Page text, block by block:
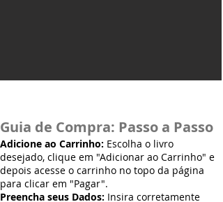
Guia de Compra: Passo a Passo
Adicione ao Carrinho: Escolha o livro
desejado, clique em "Adicionar ao Carrinho" e
depois acesse o carrinho no topo da página
para clicar em "Pagar".
Preencha seus Dados: Insira corretamente